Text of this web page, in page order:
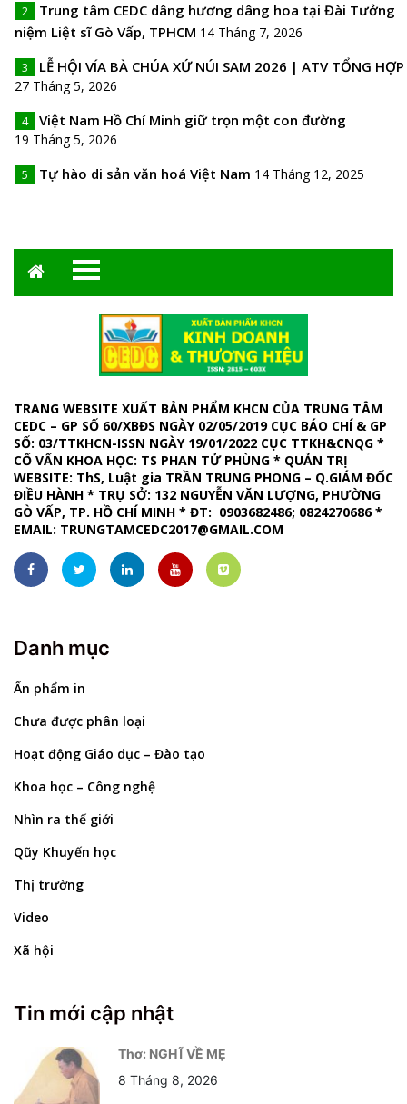
2
Trung tâm CEDC dâng hương dâng hoa tại Đài Tưởng
niệm Liệt sĩ Gò Vấp, TPHCM 14 Tháng 7, 2026
3 LỄ HỘI VÍA BÀ CHÚA XỨ NÚI SAM 2026 | ATV TỔNG HỢP
27 Tháng 5, 2026
4 Việt Nam Hồ Chí Minh giữ trọn một con đường
19 Tháng 5, 2026
5 Tự hào di sản văn hoá Việt Nam 14 Tháng 12, 2025
TRANG WEBSITE XUẤT BẢN PHẨM KHCN CỦA TRUNG TÂM
CEDC – GP SỐ 60/XBĐS NGÀY 02/05/2019 CỤC BÁO CHÍ & GP
SỐ: 03/TTKHCN-ISSN NGÀY 19/01/2022 CỤC TTKH&CNQG *
CỐ VẤN KHOA HỌC: TS PHAN TỬ PHÙNG * QUẢN TRỊ
WEBSITE: ThS, Luật gia TRẦN TRUNG PHONG – Q.GIÁM ĐỐC
ĐIỀU HÀNH * TRỤ SỞ: 132 NGUYỄN VĂN LƯỢNG, PHƯỜNG
GÒ VẤP, TP. HỒ CHÍ MINH * ĐT: 0903682486; 0824270686*
EMAIL: TRUNGTAMCEDC2017@GMAIL.COM
Danh mục
Ấn phẩm in
Chưa được phân loại
Hoạt động Giáo dục – Đào tạo
Khoa học – Công nghệ
Nhìn ra thế giới
Qũy Khuyến học
Thị trường
Video
Xã hội
Tin mới cập nhật
Thơ: NGHĨ VỀ MẸ
8 Tháng 8, 2026